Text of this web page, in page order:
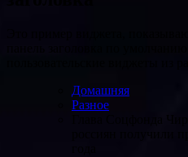
Домашняя
Разное